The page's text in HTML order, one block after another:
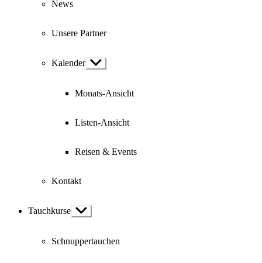
News
Unsere Partner
Kalender Show
sub
Monats-Ansicht
Listen-Ansicht
Reisen & Events
Kontakt
Tauchkurse Show
sub
Schnuppertauchen